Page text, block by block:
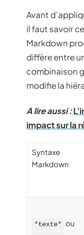
Avant
il faut savoir
Markdown
diffère entre
combinaison
modifie la
A lire aussi :
impact sur la
Syntaxe
Markdown
*texte* ou